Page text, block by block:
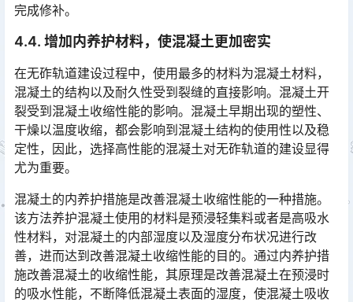
完成修补。󠅅󠅃󠄵󠅂󠄪󠇖󠆨󠆨󠇕󠆞󠆒󠅬󠇘󠆭󠆘󠇙󠆝󠅵󠇗󠆭󠆁󠄐󠇗󠅹󠅸󠇖󠆍󠅳󠇖󠅹󠅰󠇖󠆌󠅹
4.4. 增加内养护材料，使混凝土更加密实
在无砟轨道建设过程中，使用最多的材料为混凝土材料，
混凝土的结构以及耐久性受到裂缝的直接影响。混凝土开
裂受到混凝土收缩性能的影响。混凝土早期出现的塑性、
干燥以温度收缩，都会影响到混凝土结构的使用性以及稳
定性，因此，选择高性能的混凝土对无砟轨道的建设显得
尤为重要。󠅅󠅃󠄵󠅂󠄪󠇖󠆨󠆨󠇕󠆞󠆒󠅬󠇘󠆭󠆘󠇙󠆝󠅵󠇗󠆭󠆁󠄐󠇗󠅹󠅸󠇖󠆍󠅳󠇖󠅹󠅰󠇖󠆌󠅹
混凝土的内养护措施是改善混凝土收缩性能的一种措施。
该方法养护混凝土使用的材料是预浸轻集料或者是高吸水
性材料，对混凝土的内部湿度以及湿度分布状况进行改
善，进而达到改善混凝土收缩性能的目的。通过内养护措
施改善混凝土的收缩性能，其原理是改善混凝土在预浸时
的吸水性能，不断降低混凝土表面的湿度，使混凝土吸收